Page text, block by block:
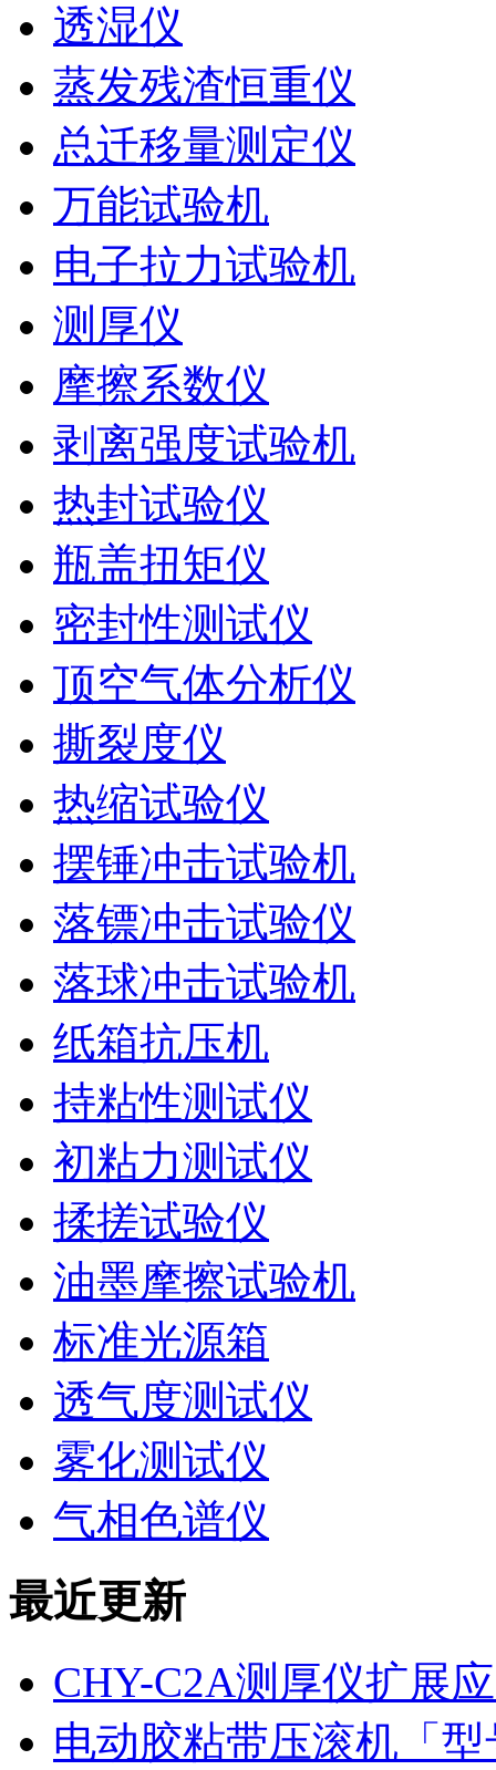
透湿仪
蒸发残渣恒重仪
总迁移量测定仪
万能试验机
电子拉力试验机
测厚仪
摩擦系数仪
剥离强度试验机
热封试验仪
瓶盖扭矩仪
密封性测试仪
顶空气体分析仪
撕裂度仪
热缩试验仪
摆锤冲击试验机
落镖冲击试验仪
落球冲击试验机
纸箱抗压机
持粘性测试仪
初粘力测试仪
揉搓试验仪
油墨摩擦试验机
标准光源箱
透气度测试仪
雾化测试仪
气相色谱仪
最近更新
CHY-C2A测厚仪扩展
电动胶粘带压滚机「